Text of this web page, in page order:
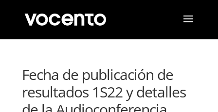
Fecha de publicación de
resultados 1S22 y detalles